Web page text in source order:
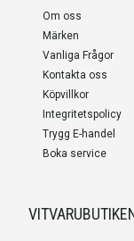
Om oss
Märken
Vanliga Frågor
Kontakta oss
Köpvillkor
Integritetspolicy
Trygg E-handel
Boka service